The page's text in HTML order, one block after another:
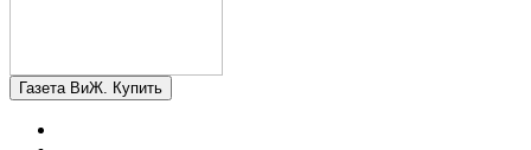
Газета ВиЖ. Купить